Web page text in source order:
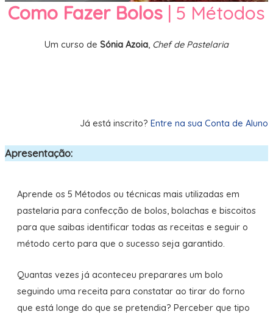
Como Fazer Bolos | 5 Métodos
Um curso de Sónia Azoia Chef de Pastelaria
Já está inscrito?Entre na sua Conta de Aluno
Apresentação:
Aprende os 5 Métodos ou técnicas mais utilizadas em
pastelaria para confecção de bolos, bolachas e biscoitos
para que saibas identificar todas as receitas e seguir o
método certo para que o sucesso seja garantido.
Quantas vezes já aconteceu preparares um bolo
seguindo uma receita para constatar ao tirar do forno
que está longe do que se pretendia? Perceber que tipo